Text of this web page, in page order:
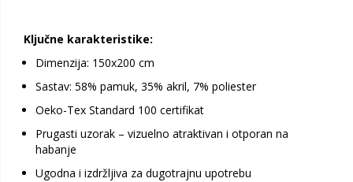
Ključne karakteristike:
Dimenzija: 150x200 cm
Sastav: 58% pamuk, 35% akril, 7% poliester
Oeko-Tex Standard 100 certifikat
Prugasti uzorak – vizuelno atraktivan i otporan na
habanje
Ugodna i izdržljiva za dugotrajnu upotrebu